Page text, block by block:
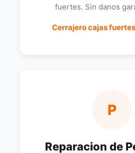
fuertes. Sin danos
Cerrajero cajas
P
Reparacion de